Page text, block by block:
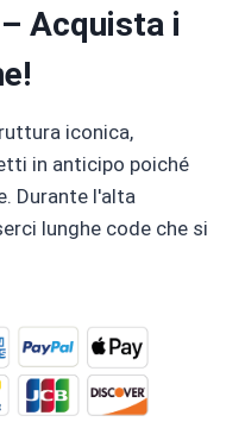
Acquista i
iconica,
in anticipo poiché
Durante l'alta
lunghe code che si